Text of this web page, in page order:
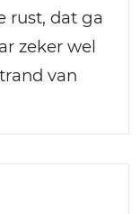
rust, dat ga
zeker wel
van